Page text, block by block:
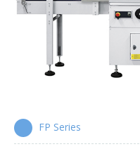
Enfardadoras automáticas
Serie XP
Encartonadoras wrap-
Serie WPS
Serie HAFP Series